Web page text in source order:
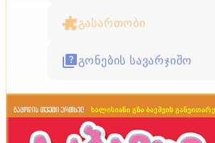
გასართობი
გონების სავარჯიშო